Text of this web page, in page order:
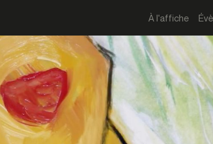
À l'affiche